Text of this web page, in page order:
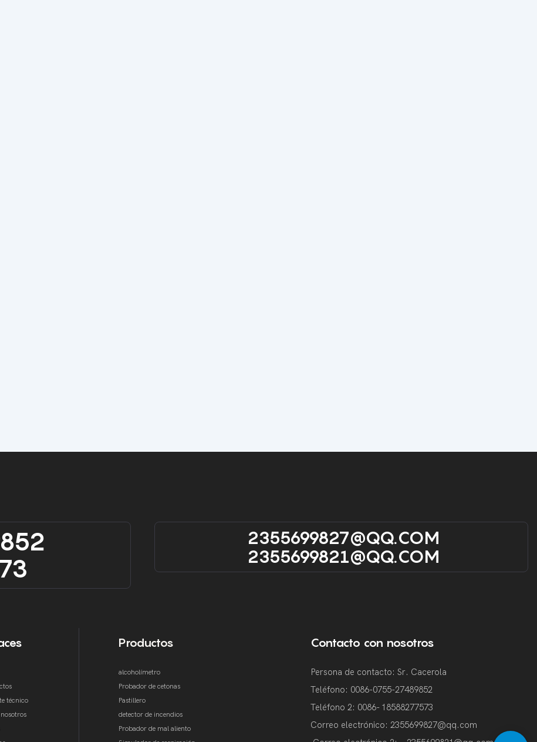
2355699827@qQ.cOM
2355699821@qQ.cOM
técnico
Productos
alcoholímetro
Probador de cetonas
Pastillero
detector de incendios
Probador de mal aliento
Contacto con nosotros
Persona de contacto: Sr. Cacerola
Teléfono: 0086-0755-27489852
Teléfono 2: 0086- 18588277573
Correo electrónico:2355699827@qq.com